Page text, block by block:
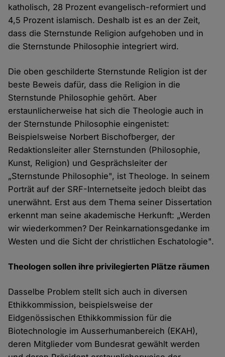
katholisch, 28 Prozent evangelisch-reformiert und
4,5 Prozent islamisch. Deshalb ist es an der Zeit,
dass die Sternstunde Religion aufgehoben und in
die Sternstunde Philosophie integriert wird.
Die oben geschilderte Sternstunde Religion ist der
beste Beweis dafür, dass die Religion in die
Sternstunde Philosophie gehört. Aber
erstaunlicherweise hat sich die Theologie auch in
der Sternstunde Philosophie eingenistet:
Beispielsweise Norbert Bischofberger, der
Redaktionsleiter aller Sternstunden (Philosophie,
Kunst, Religion) und Gesprächsleiter der
„Sternstunde Philosophie", ist Theologe. In seinem
Porträt auf der SRF-Internetseite jedoch bleibt das
unerwähnt. Erst aus dem Thema seiner Dissertation
erkennt man seine akademische Herkunft: „Werden
wir wiederkommen? Der Reinkarnationsgedanke im
Westen und die Sicht der christlichen Eschatologie".
Theologen sollen ihre privilegierten Plätze räumen
Dasselbe Problem stellt sich auch in diversen
Ethikkommission, beispielsweise der
Eidgenössischen Ethikkommission für die
Biotechnologie im Ausserhumanbereich (EKAH),
deren Mitglieder vom Bundesrat gewählt werden